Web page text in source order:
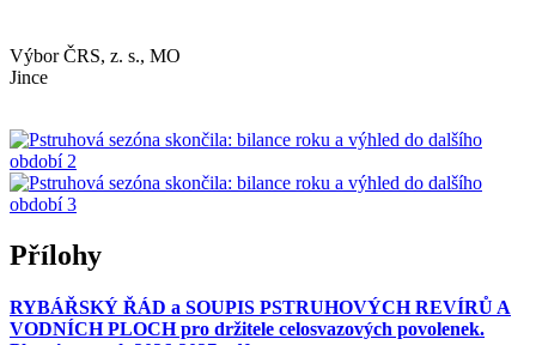
Výbor ČRS, z. s., MO
Přílohy
RYBÁŘSKÝ ŘÁD a SOUPIS PSTRUHOVÝCH REVÍRŮ A
VODNÍCH PLOCH pro držitele celosvazových povolenek.